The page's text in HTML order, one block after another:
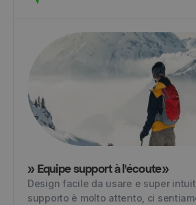
» Equipe support à l'écoute»
Design facile da usare e super
supporto è molto attento, ci